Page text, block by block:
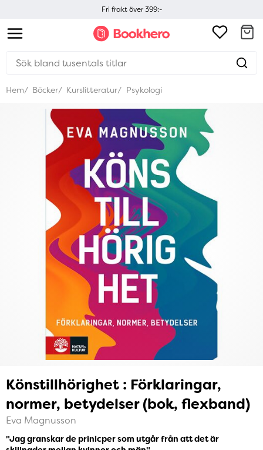
Fri frakt över 399:-
Hem Böcker Kurslitteratur Psykologi
Könstillhörighet : Förklaringar,
normer, betydelser (bok, flexband)
Eva Magnusson
"Jag granskar de prinicper som utgår från att det är